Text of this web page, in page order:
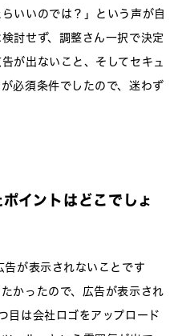
いいのでは？」という声が自
討せず、調整さん一択で決定
が出ないこと、そしてセキュ
必須条件でしたので、迷わず
イントはどこでしょ
が表示されないことです
かったので、広告が表示され
目は会社ロゴをアップロード